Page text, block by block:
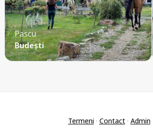
Pascu
Budești
Termeni · Contact· Admin